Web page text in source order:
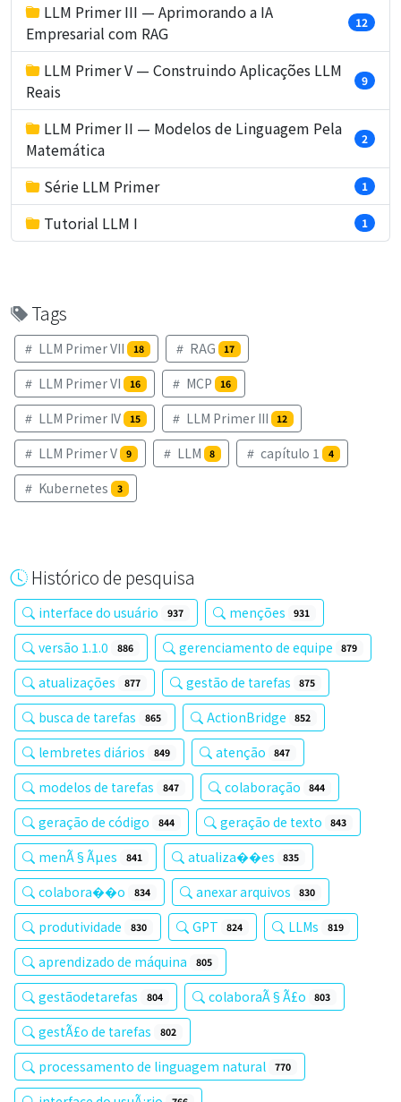
LLM Primer III — Aprimorando a IA
Empresarial com RAG
12
LLM Primer V — Construindo Aplicações LLM
Reais
9
LLM Primer II — Modelos de Linguagem Pela
Matemática
2
Série LLM Primer 1
Tutorial LLM I 1
Tags
LLM Primer VII 18 RAG 17
LLM Primer VI 16 MCP 16
LLM Primer IV 15 LLM Primer III 12
LLM Primer V 9 LLM 8 capítulo 1 4
Kubernetes 3
Histórico de pesquisa
interface do usuário 937 menções 931
versão 1.1.0 886 gerenciamento de equipe 879
atualizações 877 gestão de tarefas 875
busca de tarefas 865 ActionBridge 852
lembretes diários 849 atenção 847
modelos de tarefas 847 colaboração 844
geração de código 844 geração de texto 843
menÃ§Ãµes 841 atualiza��es 835
colabora��o 834 anexar arquivos 830
produtividade 830 GPT 824 LLMs 819
aprendizado de máquina 805
gestãodetarefas 804 colaboraÃ§Ã£o 803
gestÃ£o de tarefas 802
processamento de linguagem natural 770